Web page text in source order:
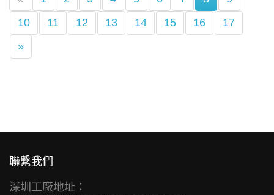
10
11 12 13 14 15 16
17
»
聯繫我們
深圳工廠地址：